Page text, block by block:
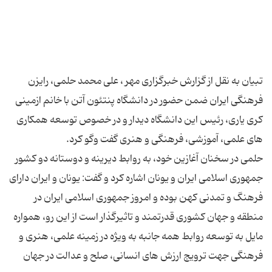
تبیان به نقل از گزارش خبرگزاری مهر ، علی محمد حلمی، رایزن
فرهنگی ایران ضمن حضور در دانشگاه پنتئون آتن با خانم ازمینی
کری یاری، رئیس این دانشگاه دیدار و در خصوص توسعه همکاری
حلمی در سخنان آغازین خود، به روابط دیرینه و دوستانه دو کشور
جمهوری اسلامی ایران و یونان اشاره کرد و گفت: یونان و ایران دارای
فرهنگ و تمدنی کهن بوده و امروز جمهوری اسلامی ایران در
منطقه و جهان کشوری قدرتمند و تاثیرگذار است از این رو، همواره
مایل به توسعه روابط همه جانبه به ویژه در زمینه علمی، هنری و
فرهنگی جهت ترویج ارزش های انسانی، صلح و عدالت در جهان